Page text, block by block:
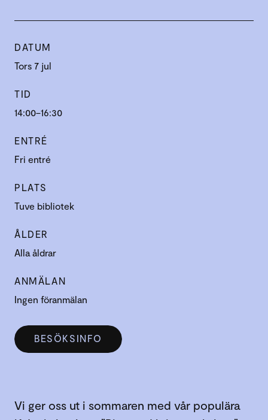
DATUM
Tors 7 jul
TID
14:00–16:30
ENTRÉ
Fri entré
PLATS
Tuve bibliotek
ÅLDER
Alla åldrar
ANMÄLAN
Ingen föranmälan
BESÖKSINFO
Vi ger oss ut i sommaren med vår populära